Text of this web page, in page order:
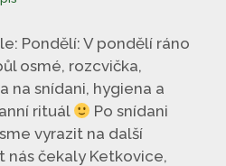
Pondělí: V pondělí ráno
osmé, rozcvička,
na snídani, hygiena a
rituál
Po snídani
vyrazit na další
nás čekaly Ketkovice,